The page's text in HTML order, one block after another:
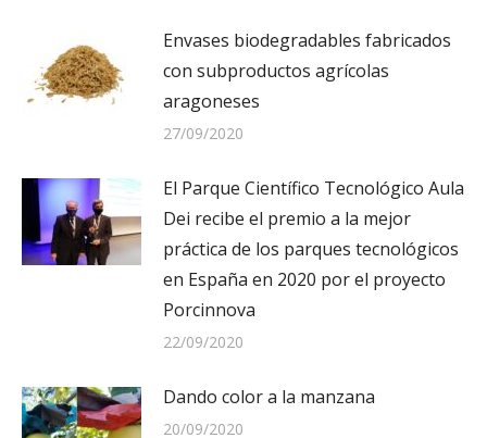
Envases biodegradables fabricados
con subproductos agrícolas
aragoneses
27/09/2020
El Parque Científico Tecnológico Aula
Dei recibe el premio a la mejor
práctica de los parques tecnológicos
en España en 2020 por el proyecto
Porcinnova
22/09/2020
Dando color a la manzana
20/09/2020